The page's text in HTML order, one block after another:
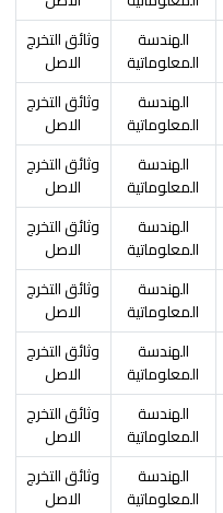
الهندسة
المعلوماتية
وثائق التخرج
الاصل
الهندسة
المعلوماتية
وثائق التخرج
الاصل
الهندسة
المعلوماتية
وثائق التخرج
الاصل
الهندسة
المعلوماتية
وثائق التخرج
الاصل
الهندسة
المعلوماتية
وثائق التخرج
الاصل
الهندسة
المعلوماتية
وثائق التخرج
الاصل
الهندسة
المعلوماتية
وثائق التخرج
الاصل
الهندسة
المعلوماتية
وثائق التخرج
الاصل